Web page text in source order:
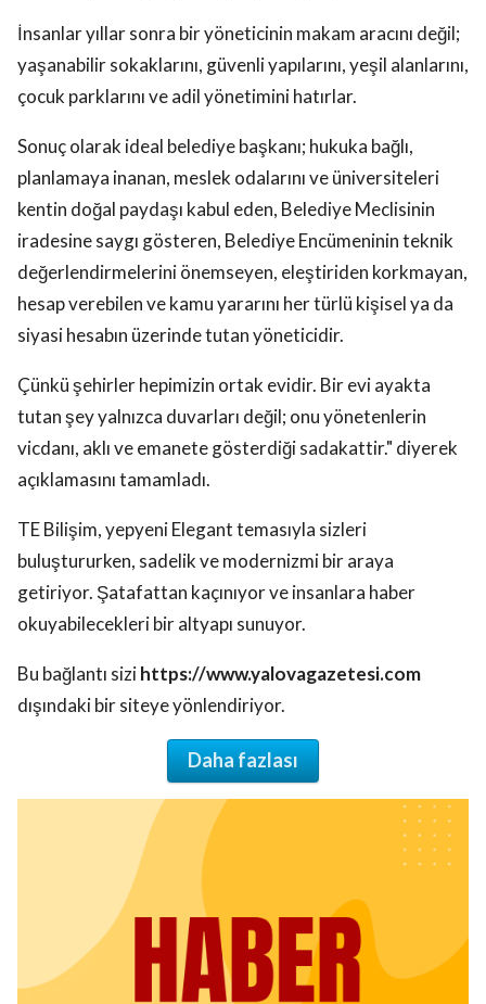
İnsanlar yıllar sonra bir yöneticinin makam aracını değil;
yaşanabilir sokaklarını, güvenli yapılarını, yeşil alanlarını,
çocuk parklarını ve adil yönetimini hatırlar.
Sonuç olarak ideal belediye başkanı; hukuka bağlı,
planlamaya inanan, meslek odalarını ve üniversiteleri
kentin doğal paydaşı kabul eden, Belediye Meclisinin
iradesine saygı gösteren, Belediye Encümeninin teknik
değerlendirmelerini önemseyen, eleştiriden korkmayan,
hesap verebilen ve kamu yararını her türlü kişisel ya da
siyasi hesabın üzerinde tutan yöneticidir.
Çünkü şehirler hepimizin ortak evidir. Bir evi ayakta
tutan şey yalnızca duvarları değil; onu yönetenlerin
vicdanı, aklı ve emanete gösterdiği sadakattir." diyerek
açıklamasını tamamladı.
TE Bilişim, yepyeni Elegant temasıyla sizleri
buluştururken, sadelik ve modernizmi bir araya
getiriyor. Şatafattan kaçınıyor ve insanlara haber
okuyabilecekleri bir altyapı sunuyor.
Bu bağlantı sizihttps://www.yalovagazetesi.com
dışındaki bir siteye yönlendiriyor.
Daha fazlası